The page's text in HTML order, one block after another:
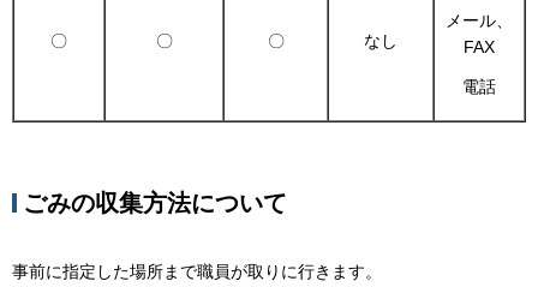
〇 〇 〇 なし
メール、
FAX
電話
ごみの収集方法について
事前に指定した場所まで職員が取りに行きます。